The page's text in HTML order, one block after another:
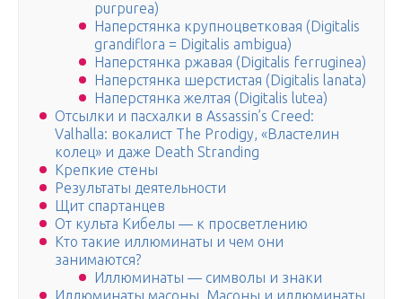
purpurea)
Наперстянка крупноцветковая (Digitalis
grandiflora = Digitalis ambigua)
Наперстянка ржавая (Digitalis ferruginea)
Наперстянка шерстистая (Digitalis lanata)
Наперстянка желтая (Digitalis lutea)
Отсылки и пасхалки в Assassin’s Creed:
Valhalla: вокалист The Prodigy, «Властелин
колец» и даже Death Stranding
Крепкие стены
Результаты деятельности
Щит спартанцев
От культа Кибелы — к просветлению
Кто такие иллюминаты и чем они
занимаются?
Иллюминаты — символы и знаки
Иллюминаты масоны. Масоны и иллюминаты